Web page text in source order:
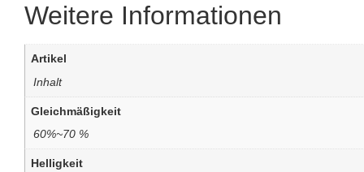
Weitere Informationen
Artikel
Inhalt
Gleichmäßigkeit
60%~70 %
Helligkeit